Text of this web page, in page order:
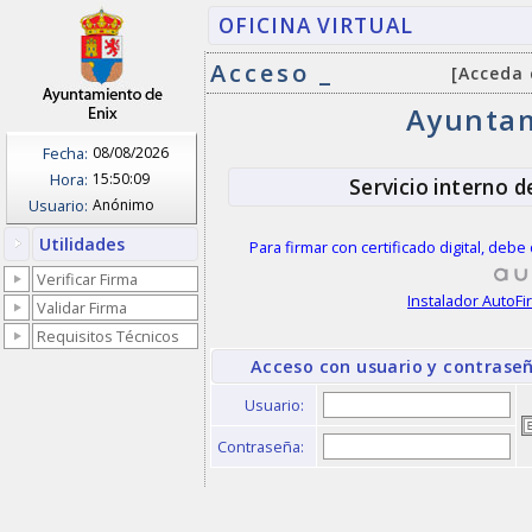
Fecha: 08/08/2026
Hora: 15:50:09
Usuario: Anónimo
Utilidades
Verificar Firma
Validar Firma
Requisitos Técnicos
OFICINA VIRTUAL
Acceso _
Servicio interno
Para firmar con certificado digital,
Instalador
Acceso con usuario y
Usuario:
Contraseña: